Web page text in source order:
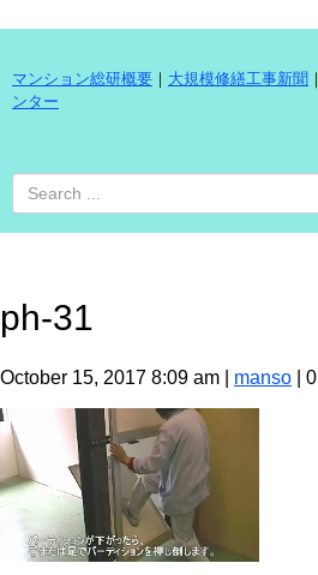
マンション総研概要 ｜ 大規模修繕工事新聞 ｜
ンター
ph-31
October 15, 2017 8:09 am manso 0